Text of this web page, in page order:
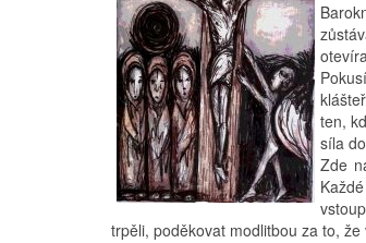
ten,
síla
Zde
trpěli, poděkovat modlitbou za to,